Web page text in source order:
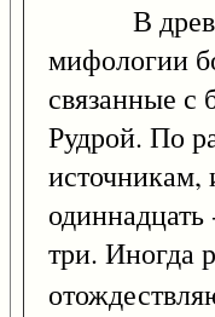
В
мифологии
связанные с
Рудрой. По
источникам,
три. Иногда